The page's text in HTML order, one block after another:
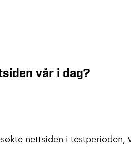
vår i dag?
nettsiden i testperioden,